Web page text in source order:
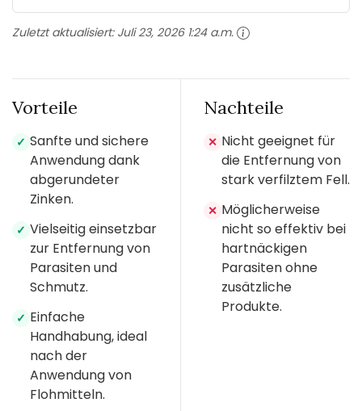
Zuletzt aktualisiert: Juli 23, 2026 1:24 a.m.
Vorteile
✓ Sanfte und sichere
Anwendung dank
abgerundeter
Zinken.
✓ Vielseitig einsetzbar
zur Entfernung von
Parasiten und
Schmutz.
✓ Einfache
Handhabung, ideal
nach der
Anwendung von
Flohmitteln.
Nachteile
✕ Nicht geeignet für
die Entfernung von
stark verfilztem Fell.
✕ Möglicherweise
nicht so effektiv bei
hartnäckigen
Parasiten ohne
zusätzliche
Produkte.